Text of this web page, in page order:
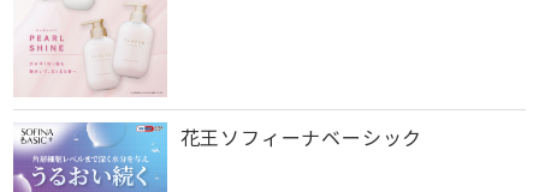
花王ソフィーナベーシック